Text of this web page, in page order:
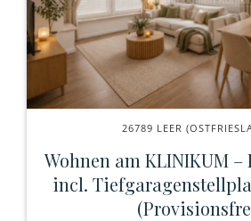
26789 LEER
Wohnen am KLINIKUM –
incl.